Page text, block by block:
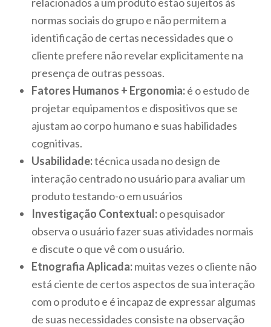
normas sociais do grupo e não permitem a
identificação de certas necessidades que o
cliente prefere não revelar explicitamente na
presença de outras pessoas.
Fatores Humanos + Ergonomia:é o estudo de
projetar equipamentos e dispositivos que se
ajustam ao corpo humano e suas habilidades
cognitivas.
Usabilidade:técnica usada no design de
interação centrado no usuário para avaliar um
produto testando-o em usuários
Investigação Contextual:o pesquisador
observa o usuário fazer suas atividades normais
e discute o que vê com o usuário.
Etnografia Aplicada:muitas vezes o cliente não
está ciente de certos aspectos de sua interação
com o produto e é incapaz de expressar algumas
de suas necessidades consiste na observação